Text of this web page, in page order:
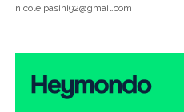
nicole.pasini92@gmail.com